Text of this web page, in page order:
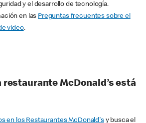
y el desarrollo de tecnología.
en las Preguntas frecuentes sobre el
video.
restaurante McDonald’s está
en los Restaurantes McDonald'sy busca el